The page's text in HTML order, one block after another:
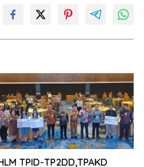
TPID-TP2DD,TPAKD